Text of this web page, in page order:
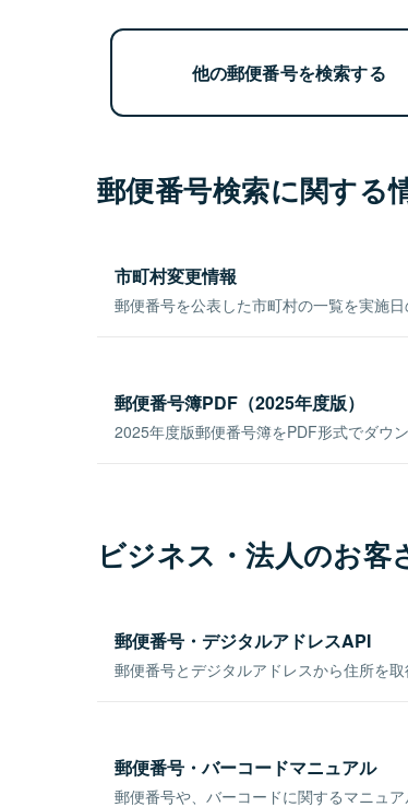
他の郵便番号を検索する
郵便番号検索に関する
市町村変更情報
郵便番号を公表した市町村の一覧を実施日
郵便番号簿PDF（2025年度版）
2025年度版郵便番号簿をPDF形式でダウ
ビジネス・法人のお客
郵便番号・デジタルアドレスAPI
郵便番号とデジタルアドレスから住所を取
郵便番号・バーコードマニュアル
郵便番号や、バーコードに関するマニュア